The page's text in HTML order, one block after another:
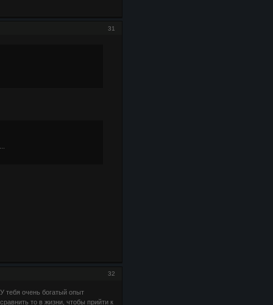
31
32
тебя очень богатый опыт
то в жизни, чтобы прийти к